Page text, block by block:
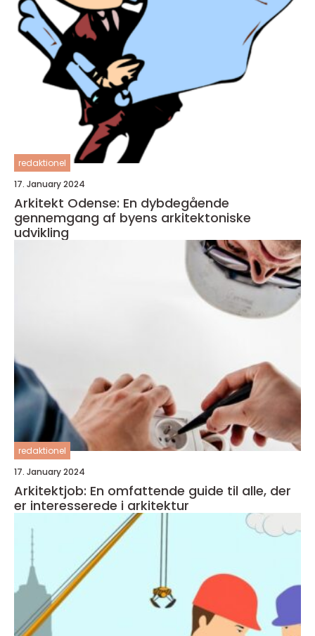
redaktionel
17. January 2024
Arkitekt Odense: En dybdegående
gennemgang af byens arkitektoniske
udvikling
redaktionel
17. January 2024
Arkitektjob: En omfattende guide til alle, der
er interesserede i arkitektur